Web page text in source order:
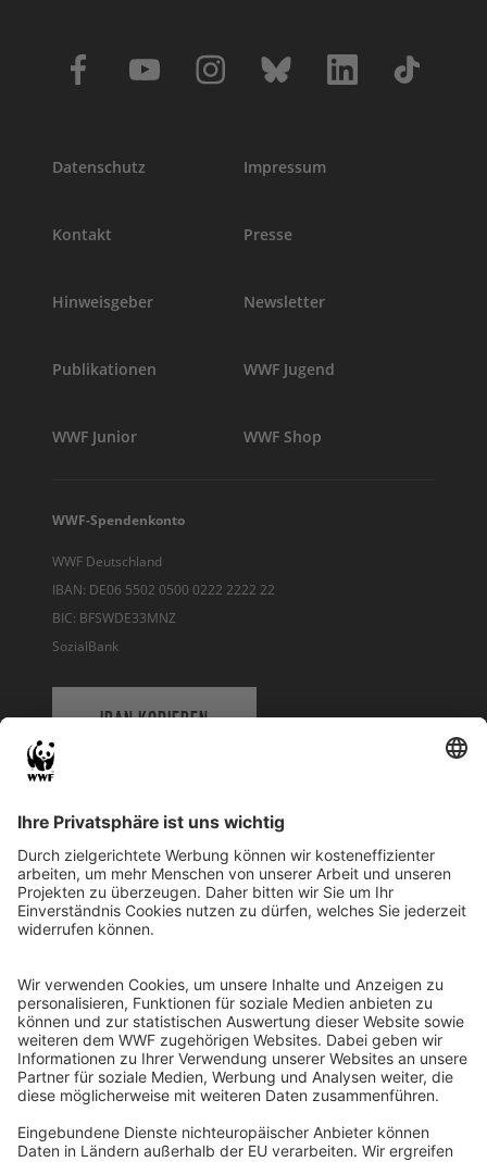
Datenschutz Impressum
Kontakt Presse
Hinweisgeber Newsletter
Publikationen WWF Jugend
WWF Junior WWF Shop
WWF-Spendenkonto
WWF Deutschland
IBAN: DE06 5502 0500 0222 2222 22
BIC: BFSWDE33MNZ
SozialBank
IBAN KOPIEREN
WWF Deutschland
Reinhardtstr. 18
10117 Berlin
Ihre Spende kann steuerlich geltend gemacht werden
Registriert als Stiftung WWF Deutschland, Senatsverwaltung für
Justiz Berlin, Az: 3416/976/2
Umsatzsteuer-Identifikationsnummer: DE 114236103
Freistellungsbescheid: Als gemeinnützige Körperschaft befreit
von der Körperschaftssteuer gem. §5 I 9 KStg. unter der